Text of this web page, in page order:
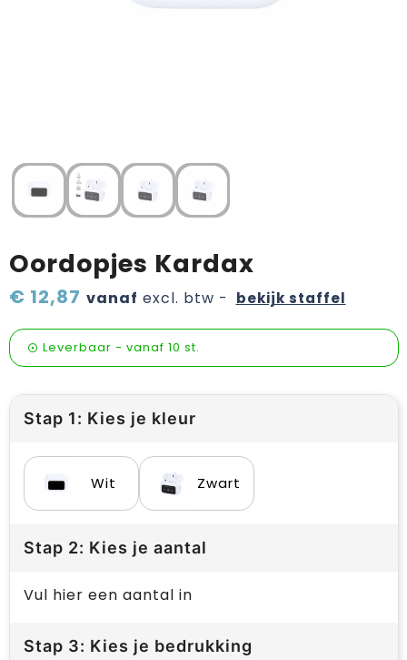
Wijn, bier en proeverij
Zomerpakketten
Oordopjes Kardax
€ 12,87 vanaf excl. btw - bekijk staffel
Leverbaar - vanaf 10 st.
Stap 1: Kies je kleur
Wit Zwart
Stap 2: Kies je aantal
Vul hier een aantal in
Stap 3: Kies je bedrukking